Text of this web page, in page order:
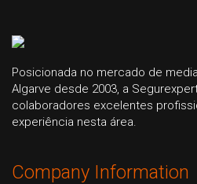
Posicionada no mercado de
Algarve desde 2003, a
colaboradores excelentes
experiência nesta área.
Company Information